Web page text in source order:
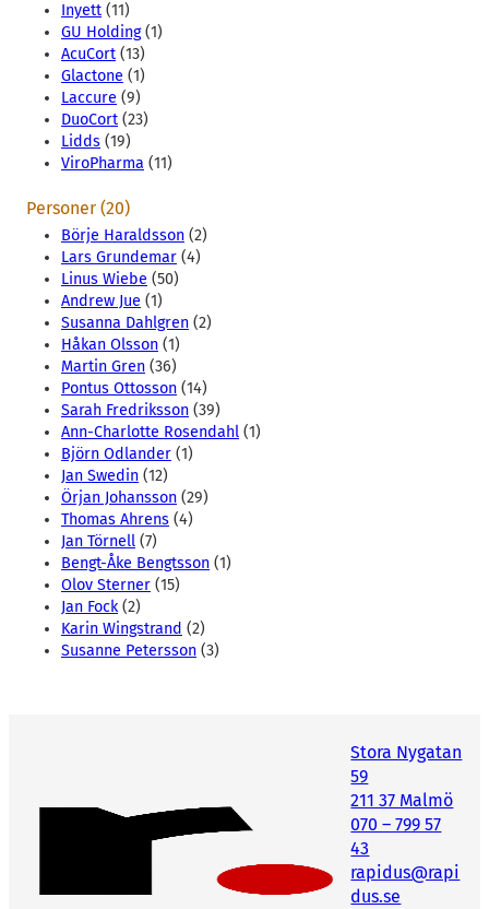
Inyett (11)
GU Holding(1)
AcuCort (13)
Glactone (1)
Laccure (9)
DuoCort (23)
Lidds (19)
ViroPharma (11)
Personer (20)
Börje Haraldsson (2)
Lars Grundemar (4)
Linus Wiebe (50)
Andrew Jue (1)
Susanna Dahlgren (2)
Håkan Olsson (1)
Martin Gren (36)
Pontus Ottosson (14)
Sarah Fredriksson (39)
Ann-Charlotte Rosendahl (1)
Björn Odlander (1)
Jan Swedin (12)
Örjan Johansson (29)
Thomas Ahrens (4)
Jan Törnell (7)
Bengt-Åke Bengtsson (1)
Olov Sterner (15)
Jan Fock(2)
Karin Wingstrand (2)
Susanne Petersson (3)
Stora Nygatan
59
211 37 Malmö
070 – 799 57
43
rapidus@rapi
dus.se